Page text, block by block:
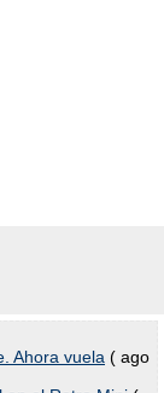
Ahora vuela ( ago